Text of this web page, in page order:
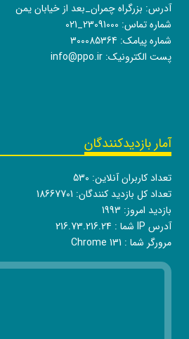
آدرس: بزرگراه چمران_بعد از خیابان یمن
شماره تماس: 021_23091000
شماره پیامک: 300085364
پست الکترونیک: info@ppo.ir
آمار بازدیدکنندگان
تعداد کاربران آنلاین: 530
تعداد کل بازدید کنندگان: 18667701
بازدید امروز: 1993
آدرس IP شما :
216.73.216.24
مرورگر شما : Chrome 131